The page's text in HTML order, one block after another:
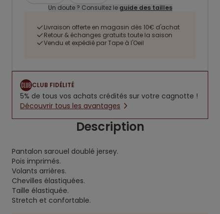
Un doute ? Consultez le guide des tailles
Livraison offerte en magasin dès 10€ d'achat
Retour & échanges gratuits toute la saison
Vendu et expédié par Tape à l'Oeil
CLUB FIDÉLITÉ
5% de tous vos achats crédités sur votre cagnotte !
Découvrir tous les avantages
Description
Pantalon sarouel doublé jersey.
Pois imprimés.
Volants arrières.
Chevilles élastiquées.
Taille élastiquée.
Stretch et confortable.